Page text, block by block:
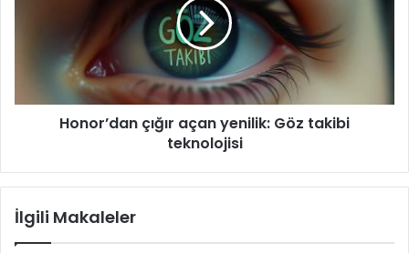
teknolojisi
Honor’dan çığır açan yenilik: Göz takibi
teknolojisi
İlgili Makaleler